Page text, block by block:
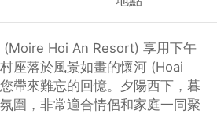
(Moire Hoi An Resort) 享用下午
座落於風景如畫的懷河 (Hoai
帶來難忘的回憶。夕陽西下，暮
圍，非常適合情侶和家庭一同聚